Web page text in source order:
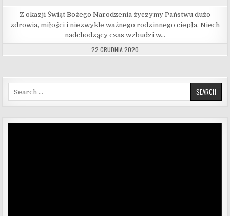
Z okazji Świąt Bożego Narodzenia życzymy Państwu dużo
zdrowia, miłości i niezwykle ważnego rodzinnego ciepła. Niech
nadchodzący czas wzbudzi w…
22 GRUDNIA 2020